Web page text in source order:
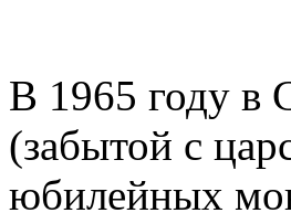
В 1965 году в
(забытой с
юбилейных